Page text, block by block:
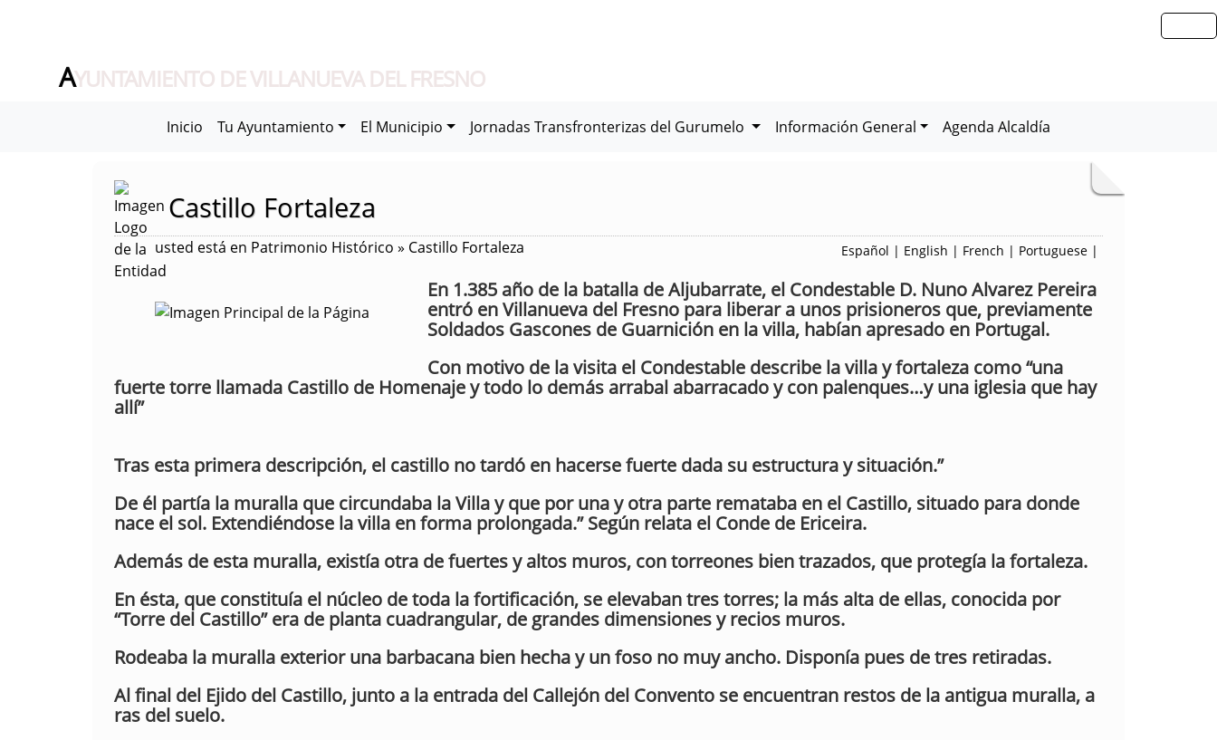
AYUNTAMIENTO DE VILLANUEVA DEL FRESNO
Inicio Tu Ayuntamiento El Municipio Jornadas Transfronterizas del Gurumelo Información General Agenda Alcaldía
Castillo Fortaleza
Español | English | French | Portuguese |
usted está en Patrimonio Histórico » Castillo Fortaleza
En 1.385 año de la batalla de Aljubarrate, el Condestable D. Nuno Alvarez Pereira
entró en Villanueva del Fresno para liberar a unos prisioneros que, previamente
Soldados Gascones de Guarnición en la villa, habían apresado en Portugal.
Con motivo de la visita el Condestable describe la villa y fortaleza como “una
fuerte torre llamada Castillo de Homenaje y todo lo demás arrabal abarracado y con palenques…y una iglesia que hay
allí”
Tras esta primera descripción, el castillo no tardó en hacerse fuerte dada su estructura y situación.”
De él partía la muralla que circundaba la Villa y que por una y otra parte remataba en el Castillo, situado para donde
nace el sol. Extendiéndose la villa en forma prolongada.” Según relata el Conde de Ericeira.
Además de esta muralla, existía otra de fuertes y altos muros, con torreones bien trazados, que protegía la fortaleza.
En ésta, que constituía el núcleo de toda la fortificación, se elevaban tres torres; la más alta de ellas, conocida por
“Torre del Castillo” era de planta cuadrangular, de grandes dimensiones y recios muros.
Rodeaba la muralla exterior una barbacana bien hecha y un foso no muy ancho. Disponía pues de tres retiradas.
Al final del Ejido del Castillo, junto a la entrada del Callejón del Convento se encuentran restos de la antigua muralla, a
ras del suelo.